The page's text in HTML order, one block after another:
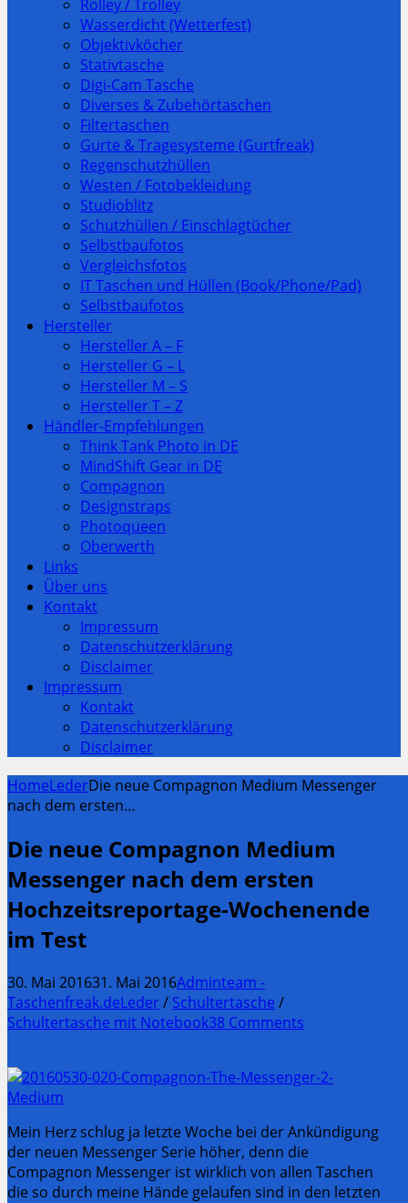
Rolley / Trolley
Wasserdicht (Wetterfest)
Objektivköcher
Stativtasche
Digi-Cam Tasche
Diverses & Zubehörtaschen
Filtertaschen
Gurte & Tragesysteme (Gurtfreak)
Regenschutzhüllen
Westen / Fotobekleidung
Studioblitz
Schutzhüllen / Einschlagtücher
Selbstbaufotos
Vergleichsfotos
IT Taschen und Hüllen (Book/Phone/Pad)
Selbstbaufotos
Hersteller
Hersteller A – F
Hersteller G – L
Hersteller M – S
Hersteller T – Z
Händler-Empfehlungen
Think Tank Photo in DE
MindShift Gear in DE
Compagnon
Designstraps
Photoqueen
Oberwerth
Links
Über uns
Kontakt
Impressum
Datenschutzerklärung
Disclaimer
Impressum
Kontakt
Datenschutzerklärung
Disclaimer
HomeLederDie neue Compagnon Medium Messenger
nach dem ersten…
Die neue Compagnon Medium
Messenger nach dem ersten
Hochzeitsreportage-Wochenende
im Test
30. Mai 201631. Mai 2016Adminteam -
Taschenfreak.deLeder / Schultertasche /
Schultertasche mit Notebook38 Comments
Mein Herz schlug ja letzte Woche bei der Ankündigung
der neuen Messenger Serie höher, denn die
Compagnon Messenger ist wirklich von allen Taschen
die so durch meine Hände gelaufen sind in den letzten